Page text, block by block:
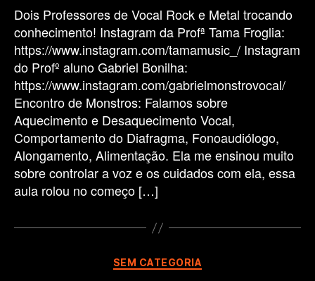
Monstros:
Aquecimento
e
Desaquecimento
Diafragma,
Alongamento
(Parte
Dois Professores de Vocal Rock e Metal trocando
conhecimento! Instagram da Profª Tama Froglia:
https://www.instagram.com/tamamusic_/ Instagram
do Profº aluno Gabriel Bonilha:
https://www.instagram.com/gabrielmonstrovocal/
Encontro de Monstros: Falamos sobre
Aquecimento e Desaquecimento Vocal,
Comportamento do Diafragma, Fonoaudiólogo,
Alongamento, Alimentação. Ela me ensinou muito
sobre controlar a voz e os cuidados com ela, essa
aula rolou no começo […]
Categorias
SEM CATEGORIA